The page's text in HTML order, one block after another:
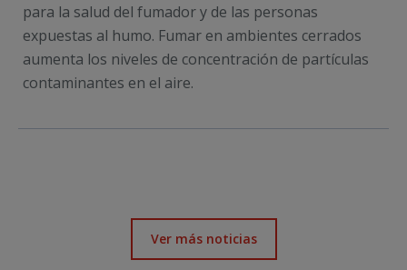
para la salud del fumador y de las personas
expuestas al humo. Fumar en ambientes cerrados
aumenta los niveles de concentración de partículas
contaminantes en el aire.
Ver más noticias